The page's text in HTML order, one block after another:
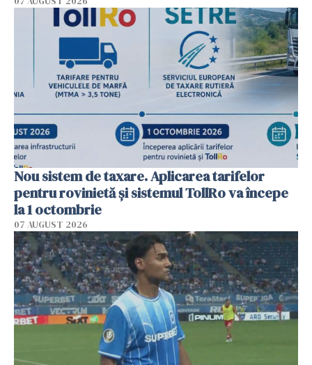
Nou sistem de taxare. Aplicarea tarifelor
pentru rovinietă şi sistemul TollRo va începe
la 1 octombrie
07 AUGUST 2026